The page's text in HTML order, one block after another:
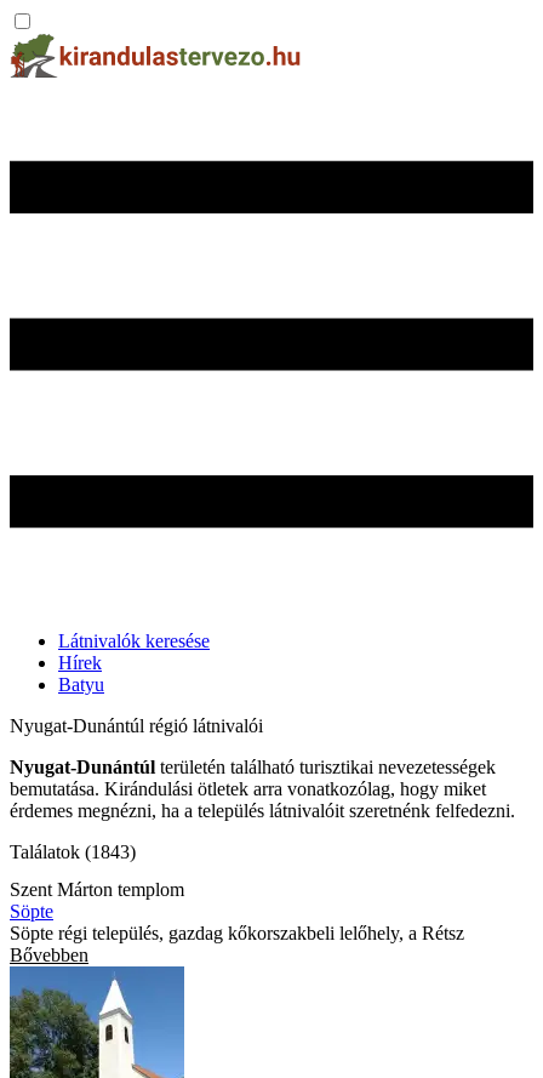
Látnivalók keresése
Hírek
Batyu
Nyugat-Dunántúl régió látnivalói
Nyugat-Dunántúl területén található turisztikai nevezetességek
bemutatása. Kirándulási ötletek arra vonatkozólag, hogy miket
érdemes megnézni, ha a település látnivalóit szeretnénk felfedezni.
Találatok (1843)
Szent Márton templom
Söpte
Söpte régi település, gazdag kőkorszakbeli lelőhely, a Rétsz
Bővebben